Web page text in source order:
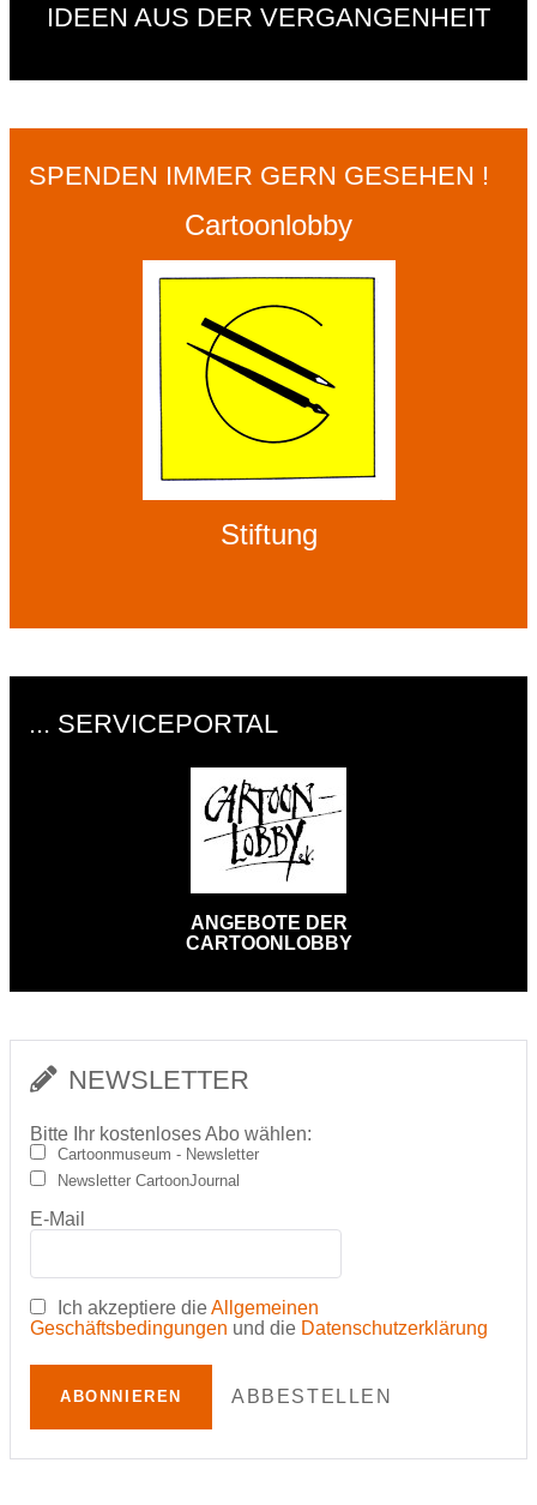
IDEEN AUS DER VERGANGENHEIT
SPENDEN IMMER GERN GESEHEN !
Cartoonlobby
Stiftung
... SERVICEPORTAL
ANGEBOTE DER
CARTOONLOBBY
NEWSLETTER
Bitte Ihr kostenloses Abo wählen:
Cartoonmuseum - Newsletter
Newsletter CartoonJournal
E-Mail
Ich akzeptiere dieAllgemeinen
Geschäftsbedingungen und die Datenschutzerklärung
ABONNIEREN ABBESTELLEN